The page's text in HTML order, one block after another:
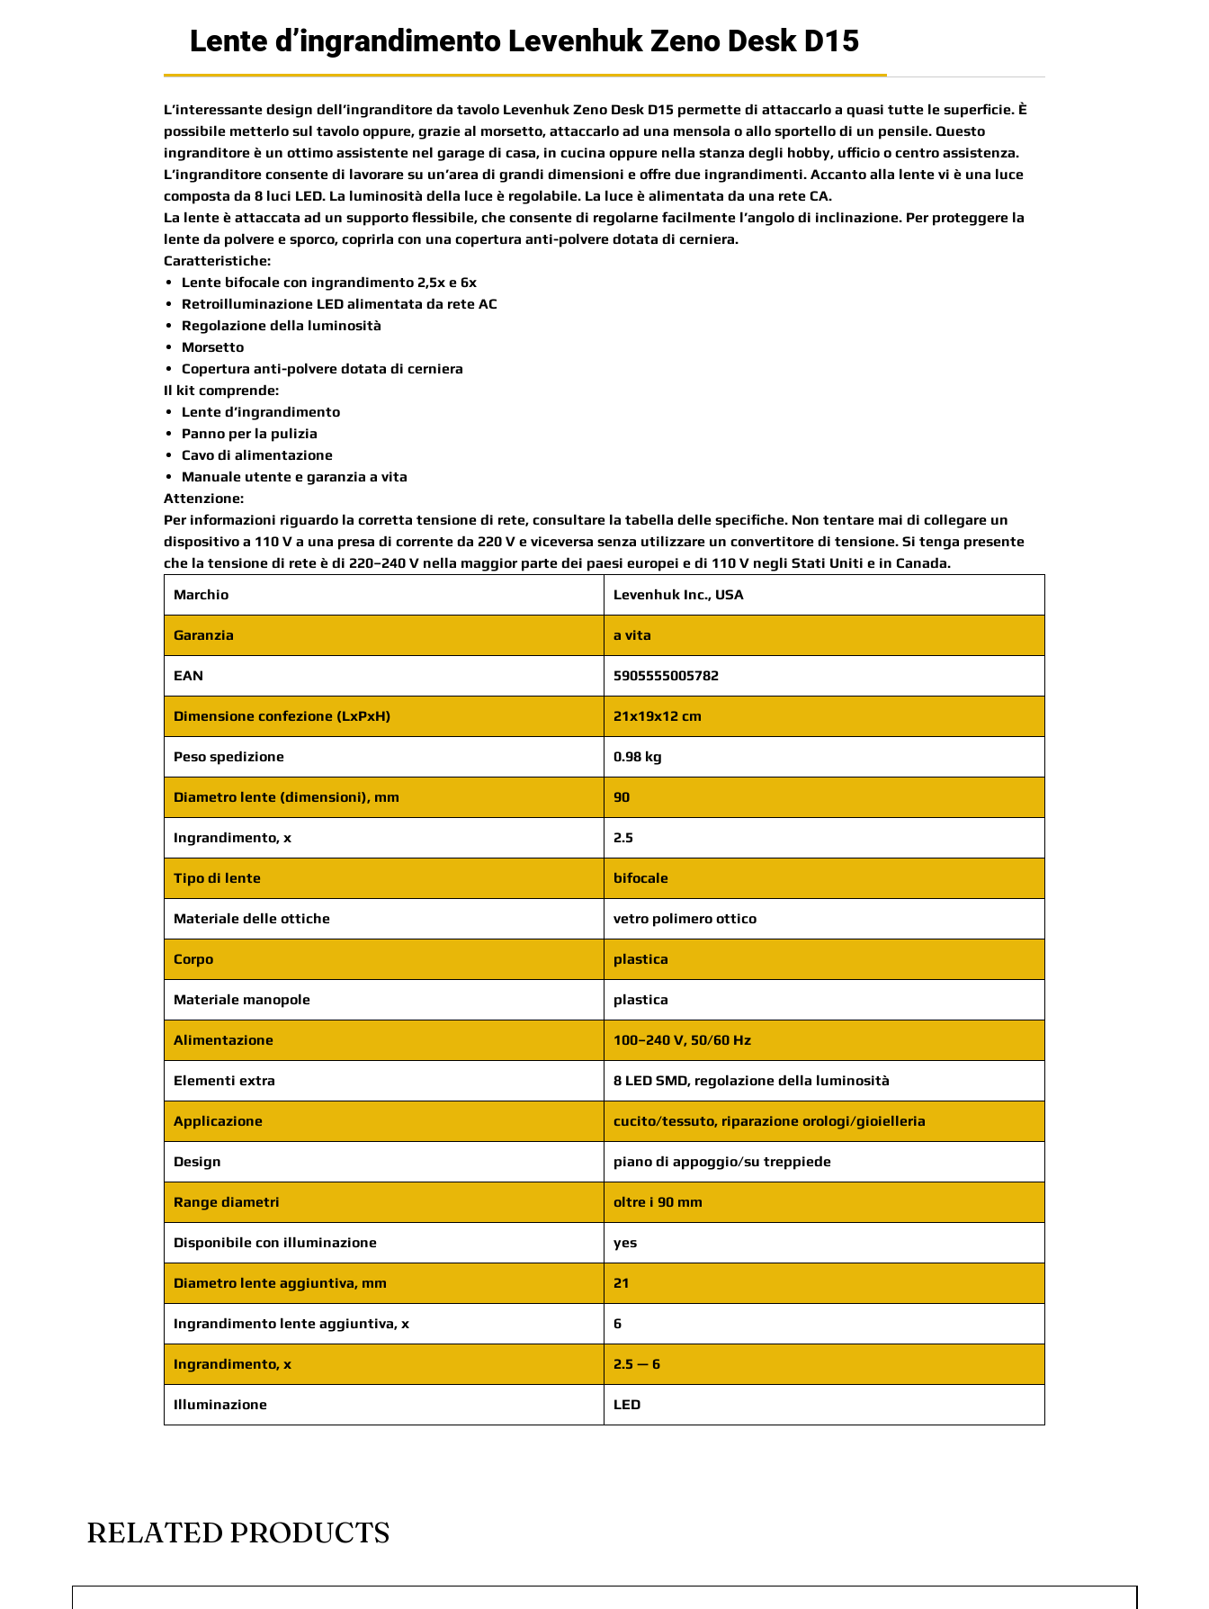
Lente d’ingrandimento Levenhuk Zeno Desk D15
L’interessante design dell’ingranditore da tavolo Levenhuk Zeno Desk D15 permette di attaccarlo a quasi tutte le superficie. È
possibile metterlo sul tavolo oppure, grazie al morsetto, attaccarlo ad una mensola o allo sportello di un pensile. Questo
ingranditore è un ottimo assistente nel garage di casa, in cucina oppure nella stanza degli hobby, ufficio o centro assistenza.
L’ingranditore consente di lavorare su un’area di grandi dimensioni e offre due ingrandimenti. Accanto alla lente vi è una luce
composta da 8 luci LED. La luminosità della luce è regolabile. La luce è alimentata da una rete CA.
La lente è attaccata ad un supporto flessibile, che consente di regolarne facilmente l’angolo di inclinazione. Per proteggere la
lente da polvere e sporco, coprirla con una copertura anti-polvere dotata di cerniera.
Caratteristiche:
Lente bifocale con ingrandimento 2,5x e 6x
Retroilluminazione LED alimentata da rete AC
Regolazione della luminosità
Morsetto
Copertura anti-polvere dotata di cerniera
Il kit comprende:
Lente d’ingrandimento
Panno per la pulizia
Cavo di alimentazione
Manuale utente e garanzia a vita
Attenzione:
Per informazioni riguardo la corretta tensione di rete, consultare la tabella delle specifiche. Non tentare mai di collegare un
dispositivo a 110 V a una presa di corrente da 220 V e viceversa senza utilizzare un convertitore di tensione. Si tenga presente
che la tensione di rete è di 220–240 V nella maggior parte dei paesi europei e di 110 V negli Stati Uniti e in Canada.
Marchio
Levenhuk Inc., USA
Garanzia a vita
EAN 5905555005782
Dimensione confezione (LxPxH) 21x19x12 cm
Peso spedizione 0.98 kg
Diametro lente (dimensioni), mm 90
Ingrandimento, x 2.5
Tipo di lente bifocale
Materiale delle ottiche vetro polimero ottico
Corpo plastica
Materiale manopole plastica
Alimentazione 100–240 V, 50/60 Hz
Elementi extra 8 LED SMD, regolazione della luminosità
Applicazione cucito/tessuto, riparazione orologi/gioielleria
Design piano di appoggio/su treppiede
Range diametri oltre i 90 mm
Disponibile con illuminazione yes
Diametro lente aggiuntiva, mm 21
Ingrandimento lente aggiuntiva, x 6
Ingrandimento, x 2.5 — 6
Illuminazione LED
RELATED PRODUCTS